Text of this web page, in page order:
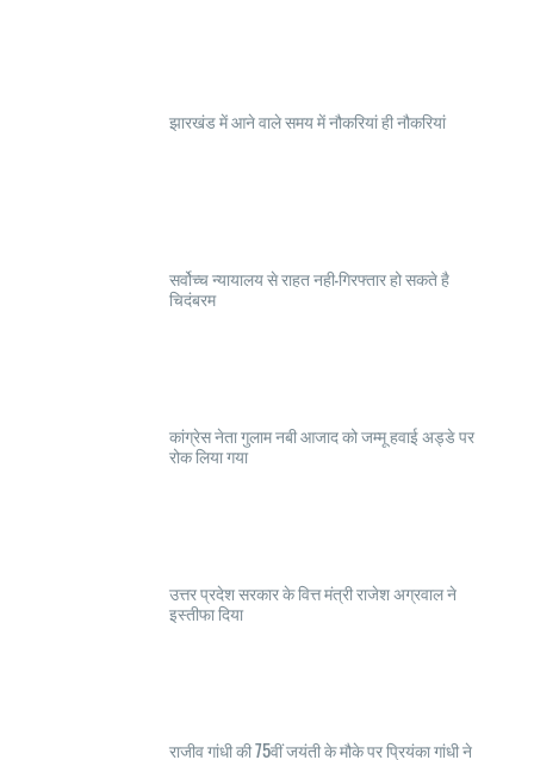
झारखंड में आने वाले समय में नौकरियां ही नौकरियां
सर्वोच्च न्यायालय से राहत नही-गिरफ्तार हो सकते है
चिदंबरम
कांग्रेस नेता गुलाम नबी आजाद को जम्मू हवाई अड्डे पर
रोक लिया गया
उत्तर प्रदेश सरकार के वित्त मंत्री राजेश अग्रवाल ने
इस्तीफा दिया
राजीव गांधी की 75वीं जयंती के मौके पर प्रियंका गांधी ने